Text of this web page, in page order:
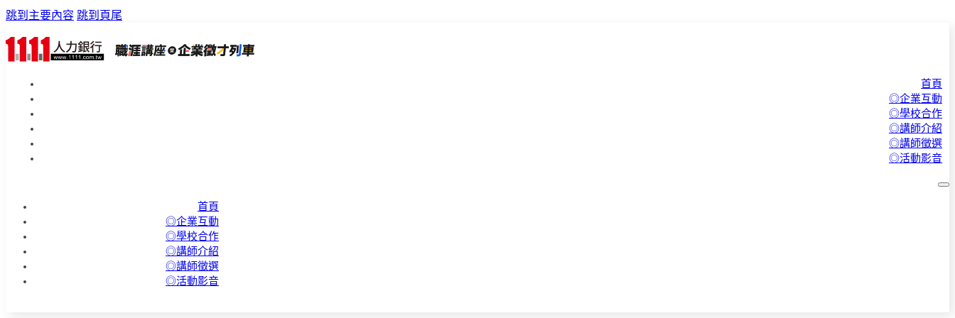
跳到主要內容 跳到頁尾
首頁
◎企業互動
◎學校合作
◎講師介紹
◎講師徵選
◎活動影音
首頁
◎企業互動
◎學校合作
◎講師介紹
◎講師徵選
◎活動影音